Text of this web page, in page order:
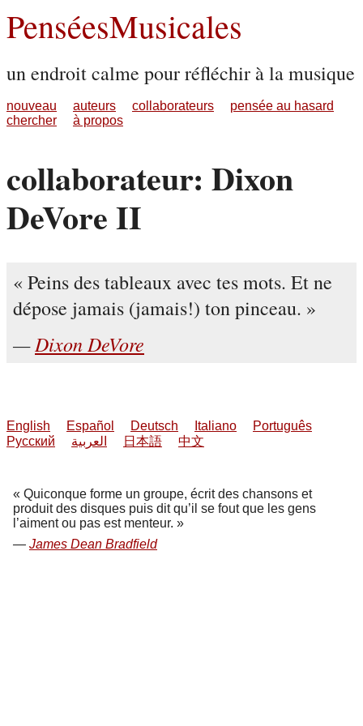
PenséesMusicales
un endroit calme pour réfléchir à la musique
nouveau auteurs collaborateurs
pensée au hasard
chercher
à propos
collaborateur: Dixon
DeVore II
Peins des tableaux avec tes mots. Et ne
dépose jamais (jamais!) ton pinceau.
Dixon DeVore
English Español Deutsch Italiano
Português
Русский
العربية 日本語 中文
Quiconque forme un groupe, écrit des chansons et
produit des disques puis dit qu’il se fout que les gens
l’aiment ou pas est menteur.
James Dean Bradfield